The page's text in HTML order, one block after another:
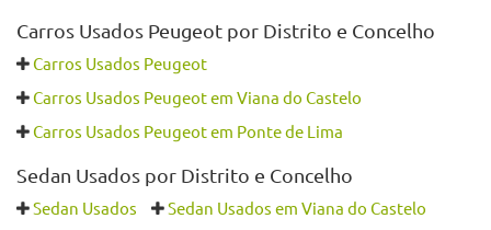
Carros Usados Peugeot por Distrito e Concelho
Carros Usados Peugeot
Carros Usados Peugeot em Viana do Castelo
Carros Usados Peugeot em Ponte de Lima
Sedan Usados por Distrito e Concelho
Sedan Usados
Sedan Usados em Viana do Castelo